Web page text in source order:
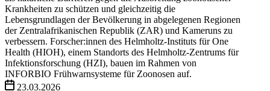
Krankheiten zu schützen und gleichzeitig die
Lebensgrundlagen der Bevölkerung in abgelegenen Regionen
der Zentralafrikanischen Republik (ZAR) und Kameruns zu
verbessern. Forscher:innen des Helmholtz-Instituts für One
Health (HIOH), einem Standorts des Helmholtz-Zentrums für
Infektionsforschung (HZI), bauen im Rahmen von
INFORBIO Frühwarnsysteme für Zoonosen auf.
23.03.2026